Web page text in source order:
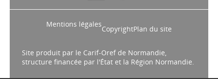
Mentions légales
CopyrightPlan du site
Site produit par le Carif-Oref de Normandie,
structure financée par l'État et la Région Normandie.